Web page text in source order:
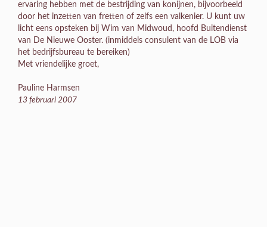
ervaring hebben met de bestrijding van konijnen, bijvoorbeeld
door het inzetten van fretten of zelfs een valkenier. U kunt uw
licht eens opsteken bij Wim van Midwoud, hoofd Buitendienst
van De Nieuwe Ooster. (inmiddels consulent van de LOB via
het bedrijfsbureau te bereiken)
Met vriendelijke groet,
Pauline Harmsen
13 februari 2007